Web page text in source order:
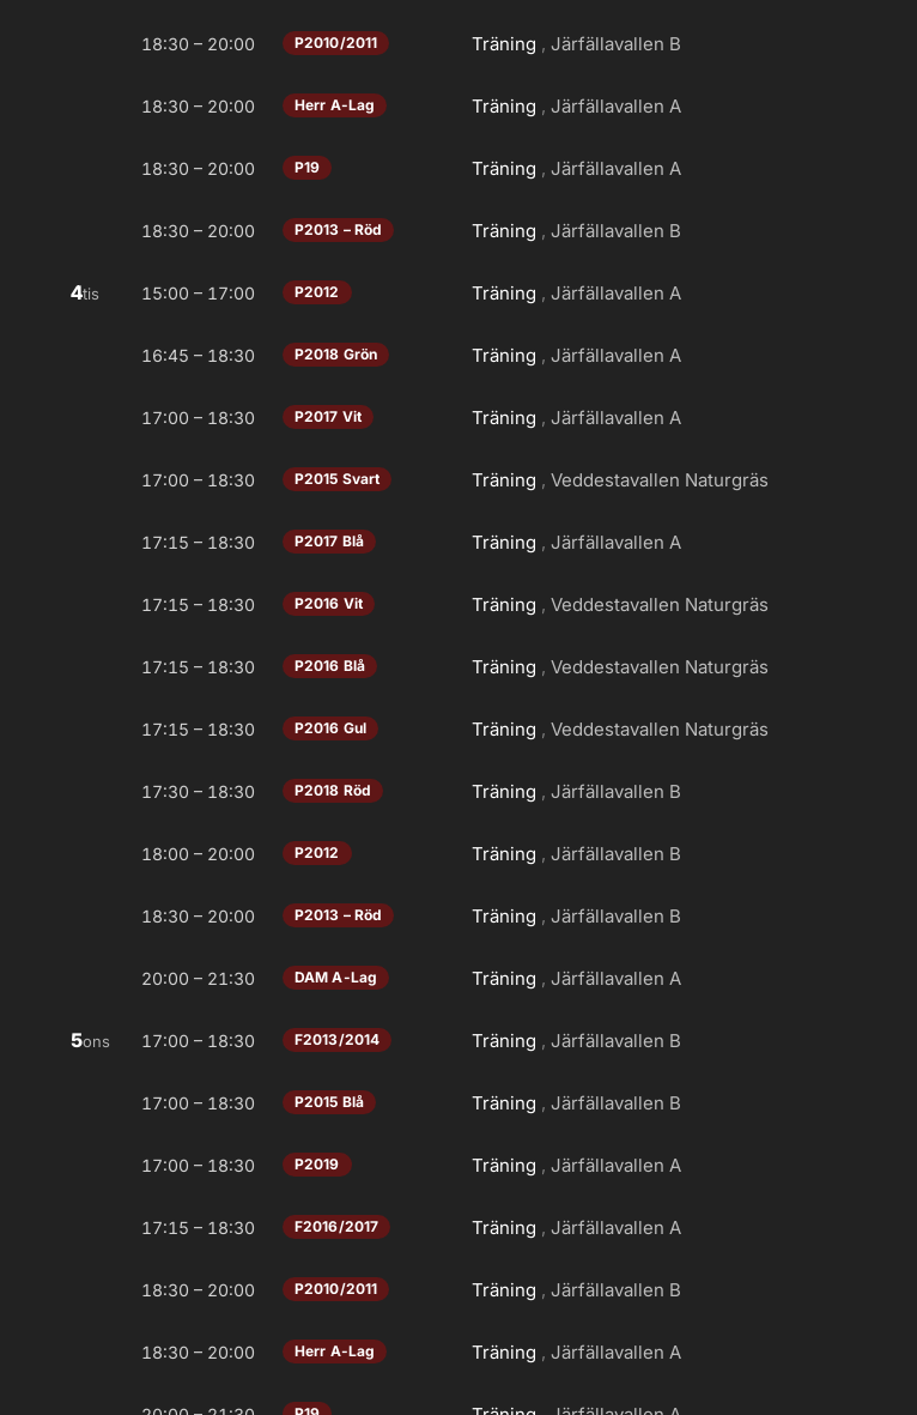
18:30 – 20:00 P2010/2011 Träning Järfällavallen B
18:30 – 20:00 Herr A-Lag Träning Järfällavallen A
18:30 – 20:00 P19 Träning Järfällavallen A
18:30 – 20:00 P2013 – Röd Träning Järfällavallen B
4tis 15:00 – 17:00 P2012 Träning Järfällavallen A
16:45 – 18:30 P2018 Grön Träning Järfällavallen A
17:00 – 18:30 P2017 Vit Träning Järfällavallen A
17:00 – 18:30 P2015 Svart Träning Veddestavallen Naturgräs
17:15 – 18:30 P2017 Blå Träning Järfällavallen A
17:15 – 18:30 P2016 Vit Träning Veddestavallen Naturgräs
17:15 – 18:30 P2016 Blå Träning Veddestavallen Naturgräs
17:15 – 18:30 P2016 Gul Träning Veddestavallen Naturgräs
17:30 – 18:30 P2018 Röd Träning Järfällavallen B
18:00 – 20:00 P2012 Träning Järfällavallen B
18:30 – 20:00 P2013 – Röd Träning Järfällavallen B
20:00 – 21:30 DAM A-Lag Träning Järfällavallen A
5ons 17:00 – 18:30 F2013/2014 Träning Järfällavallen B
17:00 – 18:30 P2015 Blå Träning Järfällavallen B
17:00 – 18:30 P2019 Träning Järfällavallen A
17:15 – 18:30 F2016/2017 Träning Järfällavallen A
18:30 – 20:00 P2010/2011 Träning Järfällavallen B
18:30 – 20:00 Herr A-Lag Träning Järfällavallen A